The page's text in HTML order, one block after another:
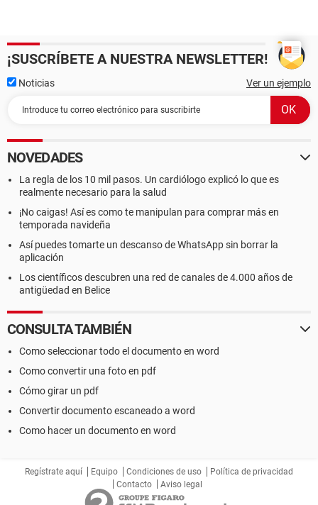
¡SUSCRÍBETE A NUESTRA NEWSLETTER!
Noticias Ver un ejemplo
NOVEDADES
La regla de los 10 mil pasos. Un cardiólogo explicó lo que es
realmente necesario para la salud
¡No caigas! Así es como te manipulan para comprar más en
temporada navideña
Así puedes tomarte un descanso de WhatsApp sin borrar la
aplicación
Los científicos descubren una red de canales de 4.000 años de
antigüedad en Belice
CONSULTA TAMBIÉN
Como seleccionar todo el documento en word
Como convertir una foto en pdf
Cómo girar un pdf
Convertir documento escaneado a word
Como hacer un documento en word
Regístrate aquí Equipo Condiciones de uso
Política de privacidad
Contacto
Aviso legal